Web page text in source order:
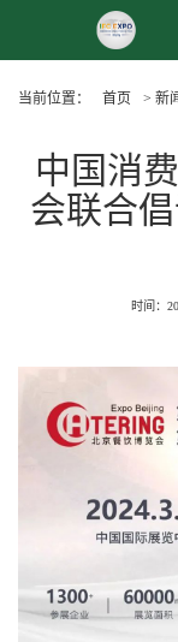
当前位置： 首页 > 新
中国消
会联合
时间：